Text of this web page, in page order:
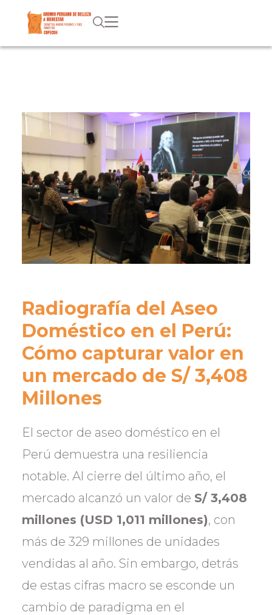
Radiografía del Aseo
Doméstico en el Perú:
Cómo capturar valor en
un mercado de S/ 3,408
Millones
El sector de aseo doméstico en el
Perú demuestra una resiliencia
notable. Al cierre del último año, el
mercado alcanzó un valor de S/ 3,408
millones (USD 1,011 millones), con
más de 329 millones de unidades
vendidas al año. Sin embargo, detrás
de estas cifras macro se esconde un
cambio de paradigma en el